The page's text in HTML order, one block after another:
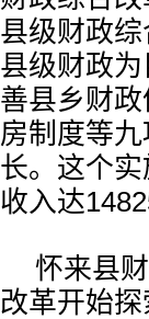
县级财政
县级财政
善县乡财
房制度等
长。这个
收入达
怀来县
改革开始